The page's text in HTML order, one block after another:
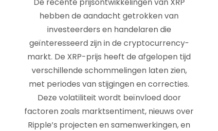
hebben de aandacht getrokken van
investeerders en handelaren die
geïnteresseerd zijn in de cryptocurrency-
markt. De XRP-prijs heeft de afgelopen tijd
verschillende schommelingen laten zien,
met periodes van stijgingen en correcties.
Deze volatiliteit wordt beïnvloed door
factoren zoals marktsentiment, nieuws over
Ripple’s projecten en samenwerkingen, en